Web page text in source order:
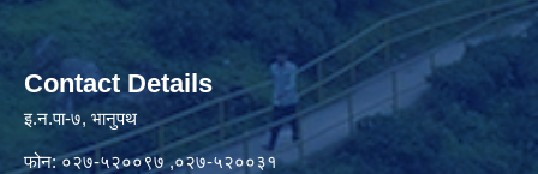
Contact Details
इ.न.पा-७, भानुपथ
फोन: ०२७-५२००९७ ,०२७-५२००३१